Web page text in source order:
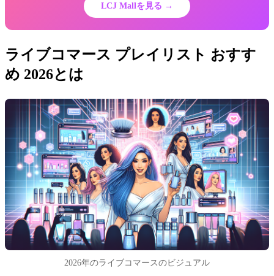
LCJ Mallを見る →
ライブコマース プレイリスト おすす
め 2026とは
2026年のライブコマースのビジュアル